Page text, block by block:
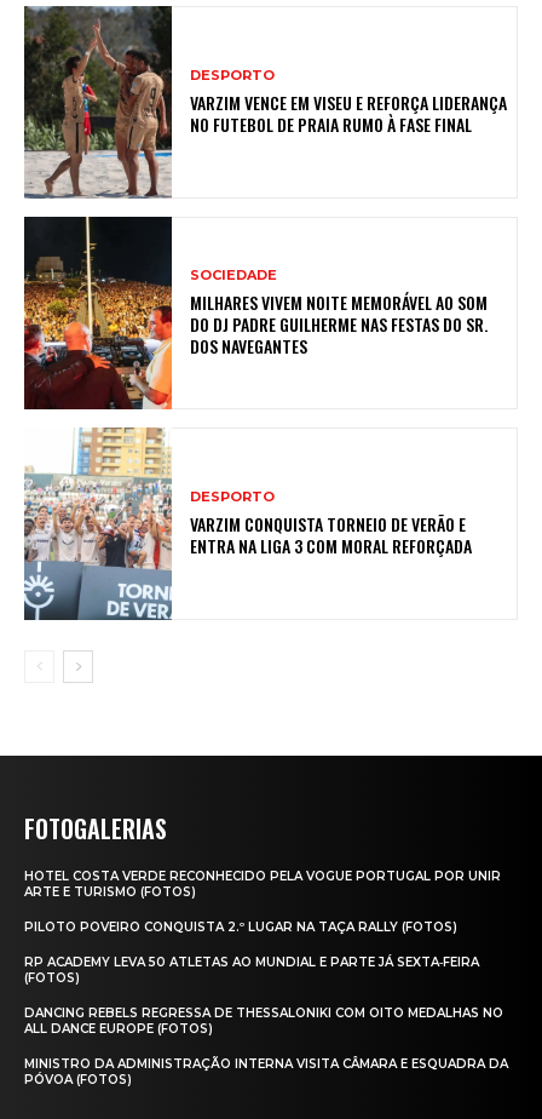
DESPORTO
VARZIM VENCE EM VISEU E REFORÇA LIDERANÇA
NO FUTEBOL DE PRAIA RUMO À FASE FINAL
SOCIEDADE
MILHARES VIVEM NOITE MEMORÁVEL AO SOM
DO DJ PADRE GUILHERME NAS FESTAS DO SR.
DOS NAVEGANTES
DESPORTO
VARZIM CONQUISTA TORNEIO DE VERÃO E
ENTRA NA LIGA 3 COM MORAL REFORÇADA
FOTOGALERIAS
HOTEL COSTA VERDE RECONHECIDO PELA VOGUE PORTUGAL POR UNIR
ARTE E TURISMO (FOTOS)
PILOTO POVEIRO CONQUISTA 2.º LUGAR NA TAÇA RALLY (FOTOS)
RP ACADEMY LEVA 50 ATLETAS AO MUNDIAL E PARTE JÁ SEXTA‑FEIRA
(FOTOS)
DANCING REBELS REGRESSA DE THESSALONIKI COM OITO MEDALHAS NO
ALL DANCE EUROPE (FOTOS)
MINISTRO DA ADMINISTRAÇÃO INTERNA VISITA CÂMARA E ESQUADRA DA
PÓVOA (FOTOS)